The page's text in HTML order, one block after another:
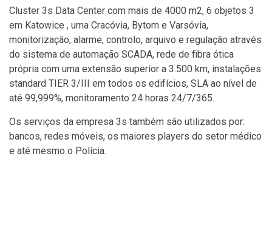
Cluster 3s Data Center com mais de 4000 m2, 6 objetos 3
em Katowice , uma Cracóvia, Bytom e Varsóvia,
monitorização, alarme, controlo, arquivo e regulação através
do sistema de automação SCADA, rede de fibra ótica
própria com uma extensão superior a 3.500 km, instalações
standard TIER 3/III em todos os edifícios, SLA ao nível de
até 99,999%, monitoramento 24 horas 24/7/365.
Os serviços da empresa 3s também são utilizados por:
bancos, redes móveis, os maiores players do setor médico
e até mesmo o Polícia.